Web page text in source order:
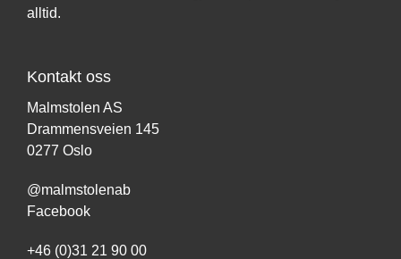
alltid.
Kontakt oss
Malmstolen AS
Drammensveien 145
0277 Oslo
@malmstolenab
Facebook
+46 (0)31 21 90 00